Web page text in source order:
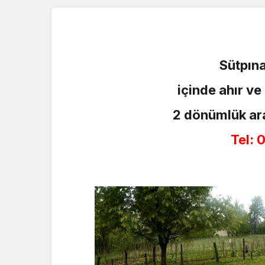
içinde ahır
2 dönümlük
Tel: